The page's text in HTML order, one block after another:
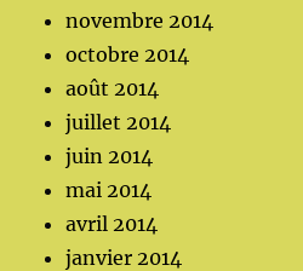
novembre 2014
octobre 2014
août 2014
juillet 2014
juin 2014
mai 2014
avril 2014
janvier 2014